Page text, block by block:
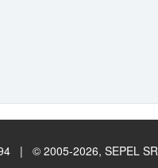
| © 2005-2026, SEPEL